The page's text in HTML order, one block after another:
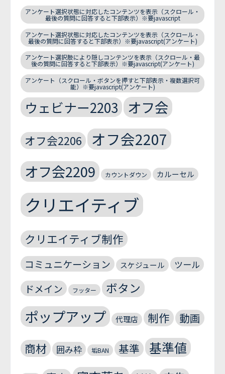
アンケート選択状態に対応したコンテンツを表示（スクロール・
最後の質問に回答すると下部表示）※要javascript
アンケート選択状態に対応したコンテンツを表示（スクロール・
最後の質問に回答すると下部表示）※要javascript(アンケート)
アンケート選択肢により隠しコンテンツを表示（スクロール・最
後の質問に回答すると下部表示）※要javascript(アンケート)
アンケート（スクロール・ボタンを押すと下部表示・複数選択可
能）※要javascript(アンケート)
ウェビナー2203 オフ会
オフ会2206 オフ会2207
オフ会2209 カウントダウン カルーセル
クリエイティブ
クリエイティブ制作
コミュニケーション スケジュール ツール
ドメイン フッター ボタン
ポップアップ 代理店 制作 動画
商材 囲み枠 垢BAN 基準 基準値